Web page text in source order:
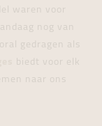
waren voor
nog van
gedragen als
biedt voor elk
naar ons